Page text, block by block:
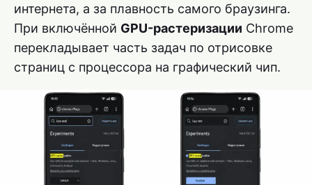
интернета, а за плавность самого браузинга.
При включённой GPU-растеризации Chrome
перекладывает часть задач по отрисовке
страниц с процессора на графический чип.